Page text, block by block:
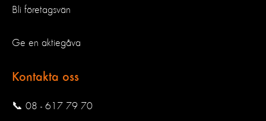
Bli företagsvän
Ge en aktiegåva
Kontakta oss
📞 08 - 617 79 70